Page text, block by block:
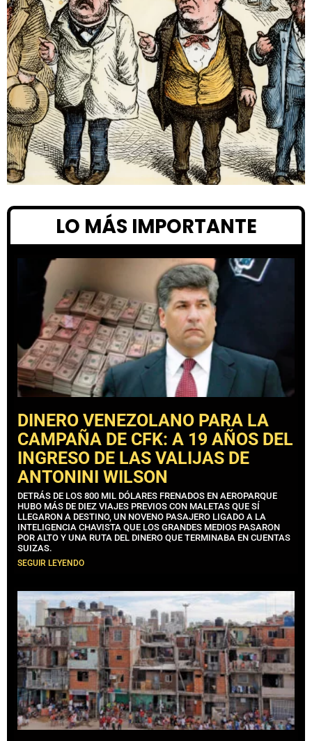
LO MÁS IMPORTANTE
DINERO VENEZOLANO PARA LA
CAMPAÑA DE CFK: A 19 AÑOS DEL
INGRESO DE LAS VALIJAS DE
ANTONINI WILSON
DETRÁS DE LOS 800 MIL DÓLARES FRENADOS EN AEROPARQUE
HUBO MÁS DE DIEZ VIAJES PREVIOS CON MALETAS QUE SÍ
LLEGARON A DESTINO, UN NOVENO PASAJERO LIGADO A LA
INTELIGENCIA CHAVISTA QUE LOS GRANDES MEDIOS PASARON
POR ALTO Y UNA RUTA DEL DINERO QUE TERMINABA EN CUENTAS
SUIZAS.
SEGUIR LEYENDO